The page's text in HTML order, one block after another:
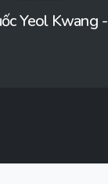
Yeol Kwang -